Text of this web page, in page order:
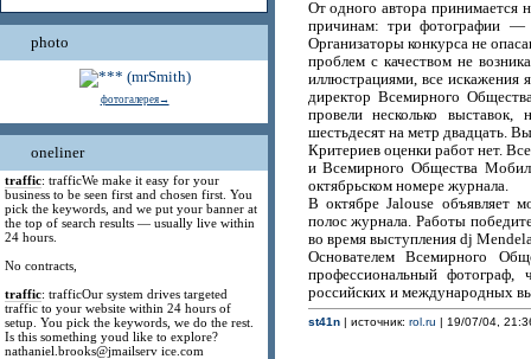
photo
фотогалерея→
oneliner
traffic: trafficWe make it easy for your
business to be seen first and chosen first. You
pick the keywords, and we put your banner at
the top of search results — usually live within
24 hours.
No contracts,
traffic: trafficOur system drives targeted
traffic to your website within 24 hours of
setup. You pick the keywords, we do the rest.
Is this something youd like to explore?
nathaniel.brooks@jmailserv ice.com
От одного автора принимается
причинам: три фотографии —
Организаторы конкурса не
проблем с качеством не
иллюстрациями, все искажения
директор Всемирного
провели несколько
шестьдесят на метр двадцать.
Критериев оценки работ нет.
и Всемирного Общества
октябрьском номере журнала.
В октябре Jalouse объявляет
полос журнала. Работы
во время выступления dj
Основателем Всемирного
профессиональный фотограф,
российских и международных
st41n| источник: rol.ru | 19/07/04,